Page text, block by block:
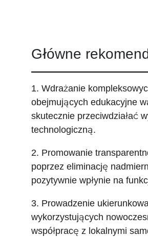
Główne
1. Wdrażanie
obejmujących edukacyjne
skutecznie przeciwdziałać
technologiczną.
2. Promowanie
poprzez eliminację
pozytywnie wpłynie na
3. Prowadzenie
wykorzystujących
współpracę z lokalnymi